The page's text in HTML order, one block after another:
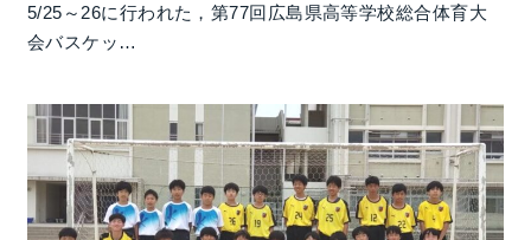
5/25～26に行われた，第77回広島県高等学校総合体育大
会バスケッ…